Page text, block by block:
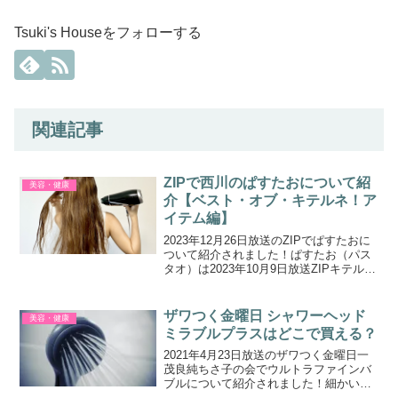
Tsuki's Houseをフォローする
関連記事
美容・健康
ZIPで西川のぱすたおについて紹
介【ベスト・オブ・キテルネ！ア
イテム編】
2023年12月26日放送のZIPでぱすたおに
ついて紹介されました！ぱすたお（パス
タオ）は2023年10月9日放送ZIPキテルネ
編に選ばれました！西川のぱすたおぱす
たおと...
美容・健康
ザワつく金曜日 シャワーヘッド
ミラブルプラスはどこで買える？
2021年4月23日放送のザワつく金曜日一
茂良純ちさ子の会でウルトラファインバ
ブルについて紹介されました！細かい泡